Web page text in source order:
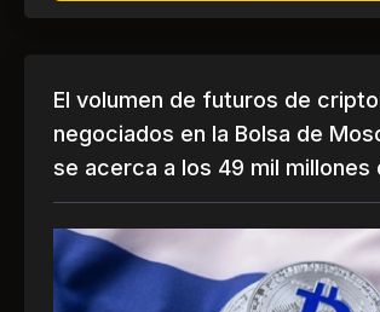
El volumen de futuros de
negociados en la Bolsa de
se acerca a los 49 mil millones